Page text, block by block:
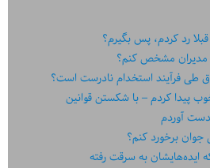
رد کردم، پس بگیرم؟
مدیران مشخص کنم؟
طی فرآیند استخدام نادرست است؟
پیدا کردم – با شکستن قوانین
دست آوردم
برخورد کنم؟
ایده‏‏‌‏‏‌هایشان به سرقت رفته